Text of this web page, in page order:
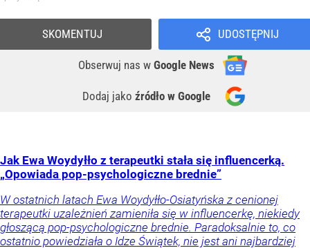
UDOSTĘPNIJ
Obserwuj nas w Google News
Dodaj jako źródło w Google
SKOMENTUJ
Jak Ewa Woydyłło z terapeutki stała się influencerką.
„Opowiada pop-psychologiczne brednie”
W ostatnich latach Ewa Woydyłło-Osiatyńska z cenionej
terapeutki uzależnień zamieniła się w influencerkę, niekiedy
głoszącą pop-psychologiczne brednie. Paradoksalnie to, co
ostatnio powiedziała o Idze Świątek, nie jest ani najbardziej